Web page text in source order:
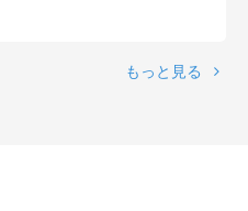
もっと見る